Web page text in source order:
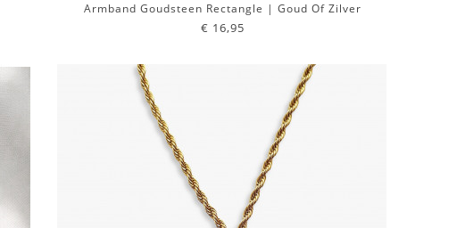
Armband Goudsteen Rectangle | Goud Of Zilver
€ 16,95